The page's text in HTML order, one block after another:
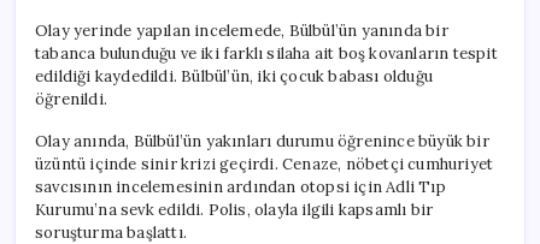
Olay yerinde yapılan incelemede, Bülbül’ün yanında bir
tabanca bulunduğu ve iki farklı silaha ait boş kovanların tespit
edildiği kaydedildi. Bülbül’ün, iki çocuk babası olduğu
öğrenildi.
Olay anında, Bülbül’ün yakınları durumu öğrenince büyük bir
üzüntü içinde sinir krizi geçirdi. Cenaze, nöbetçi cumhuriyet
savcısının incelemesinin ardından otopsi için Adli Tıp
Kurumu’na sevk edildi. Polis, olayla ilgili kapsamlı bir
soruşturma başlattı.